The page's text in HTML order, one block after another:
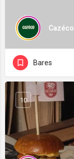
Cazéco
Bares
10